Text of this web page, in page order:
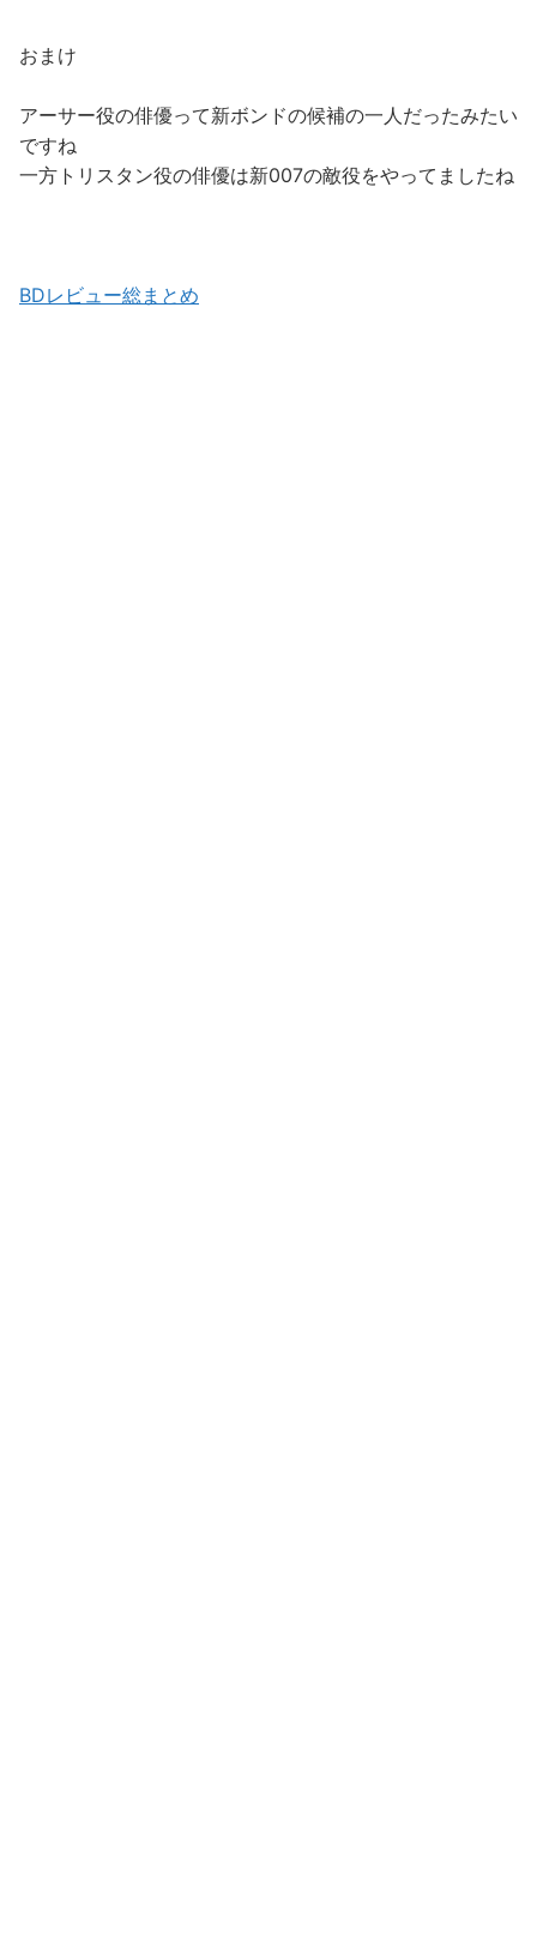
おまけ
アーサー役の俳優って新ボンドの候補の一人だったみたい
ですね
一方トリスタン役の俳優は新007の敵役をやってましたね
BDレビュー総まとめ